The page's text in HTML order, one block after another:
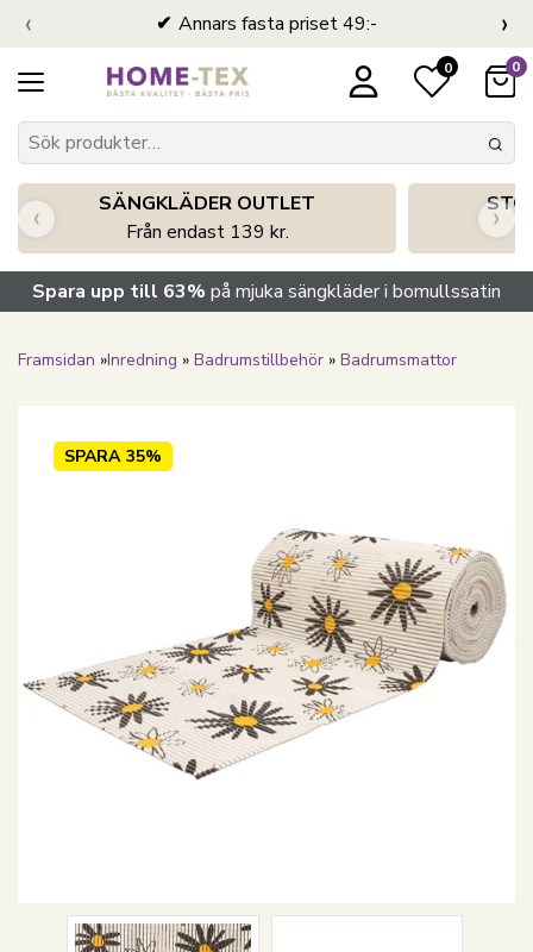
Annars fasta priset 49:-
‹ ›
0 0
SÄNGKLÄDER OUTLET
Från endast 139 kr.
‹ ›
Spara upp till 63% på mjuka sängkläder i bomullssatin
Framsidan »Inredning » Badrumstillbehör » Badrumsmattor
SPARA 35%